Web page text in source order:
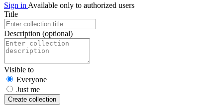
Sign in Available only to authorized users
Title
Description (optional)
Visible to
Everyone
Just me
Create collection